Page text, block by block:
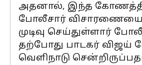
அதனால், இந்த
போலீசார்
முடிவு செய்துள்ளார்
தற்போது பாடகர் விஜய்
வெளிநாடு